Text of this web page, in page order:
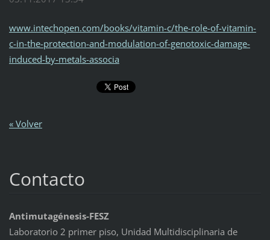
www.intechopen.com/books/vitamin-c/the-role-of-vitamin-
c-in-the-protection-and-modulation-of-genotoxic-damage-
induced-by-metals-associa
« Volver
Contacto
Antimutagénesis-FESZ
Laboratorio 2 primer piso, Unidad Multidisciplinaria de